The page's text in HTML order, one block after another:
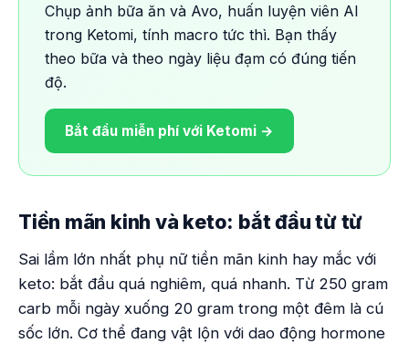
Chụp ảnh bữa ăn và Avo, huấn luyện viên AI
trong Ketomi, tính macro tức thì. Bạn thấy
theo bữa và theo ngày liệu đạm có đúng tiến
độ.
Bắt đầu miễn phí với Ketomi →
Tiền mãn kinh và keto: bắt đầu từ từ
Sai lầm lớn nhất phụ nữ tiền mãn kinh hay mắc với
keto: bắt đầu quá nghiêm, quá nhanh. Từ 250 gram
carb mỗi ngày xuống 20 gram trong một đêm là cú
sốc lớn. Cơ thể đang vật lộn với dao động hormone